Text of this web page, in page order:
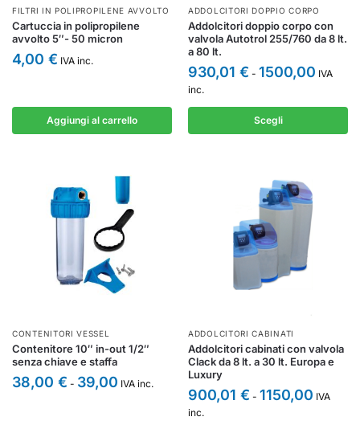
FILTRI IN POLIPROPILENE AVVOLTO
Cartuccia in polipropilene
avvolto 5″- 50 micron
4,00 € IVA inc.
Aggiungi al carrello
ADDOLCITORI DOPPIO CORPO
Addolcitori doppio corpo con
valvola Autotrol 255/760 da 8 lt.
a 80 lt.
930,01 € - 1500,00 IVA
inc.
Scegli
CONTENITORI VESSEL
Contenitore 10″ in-out 1/2″
senza chiave e staffa
38,00 € - 39,00 IVA inc.
ADDOLCITORI CABINATI
Addolcitori cabinati con valvola
Clack da 8 lt. a 30 lt. Europa e
Luxury
900,01 € - 1150,00 IVA
inc.